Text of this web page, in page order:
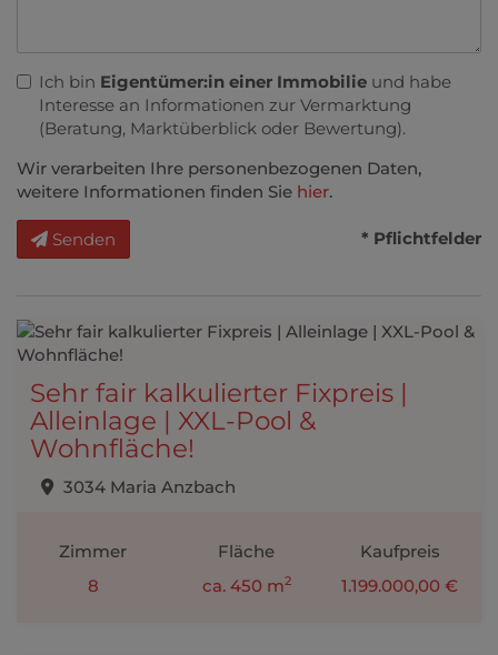
Ich bin Eigentümer:in einer Immobilie und habe
Interesse an Informationen zur Vermarktung
(Beratung, Marktüberblick oder Bewertung).
Wir verarbeiten Ihre personenbezogenen Daten,
weitere Informationen finden Sie hier.
Senden * Pflichtfelder
Sehr fair kalkulierter Fixpreis |
Alleinlage | XXL-Pool &
Wohnfläche!
3034 Maria Anzbach
Zimmer
8
Fläche
ca. 450 m2
Kaufpreis
1.199.000,00 €